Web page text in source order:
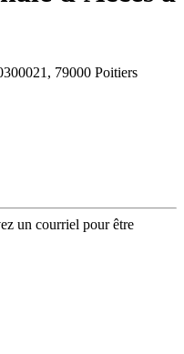
79000 Poitiers
un courriel pour être